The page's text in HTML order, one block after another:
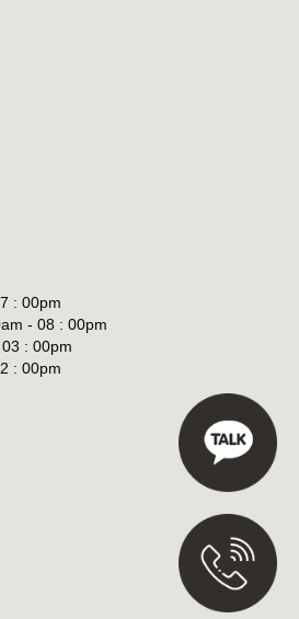
: 00pm
- 08 : 00pm
: 00pm
: 00pm